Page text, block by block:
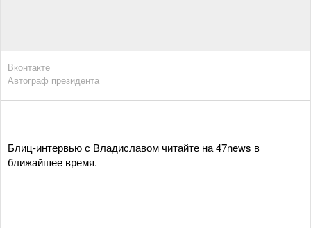
Вконтакте
Автограф президента
Блиц-интервью с Владиславом читайте на 47news в
ближайшее время.